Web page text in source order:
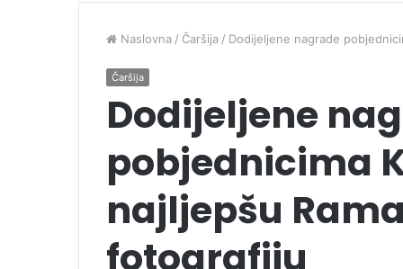
Naslovna / Čaršija / Dodijeljene nagrade
Čaršija
Dodijeljene
pobjednicima
najljepšu
fotografiju